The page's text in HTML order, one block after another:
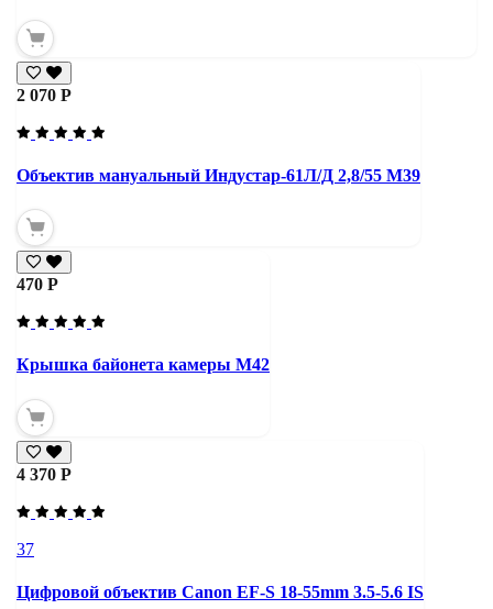
2 070 Р
Объектив мануальный Индустар-61Л/Д 2,8/55 М39
470 Р
Крышка байонета камеры М42
4 370 Р
37
Цифровой объектив Canon EF-S 18-55mm 3.5-5.6 IS